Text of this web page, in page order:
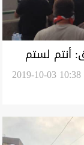
أنتم لستم
2019-10-03 10:38